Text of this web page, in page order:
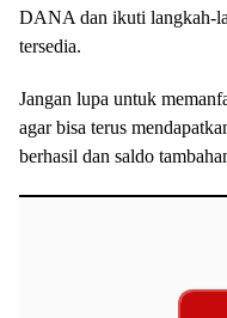
DANA dan ikuti langkah-
tersedia.
Jangan lupa untuk
agar bisa terus
berhasil dan saldo